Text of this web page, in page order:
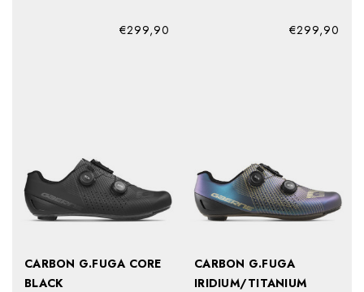
€299,90 €299,90
CARBON G.FUGA CORE
BLACK
CARBON G.FUGA
IRIDIUM/TITANIUM